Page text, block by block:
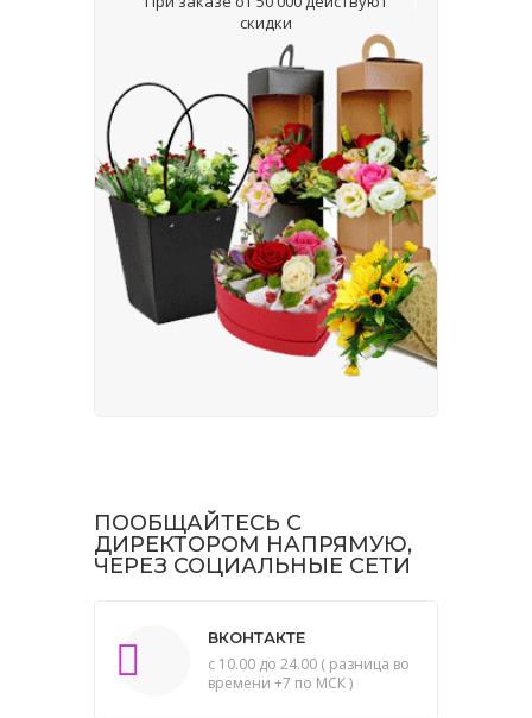
скидки
ПООБЩАЙТЕСЬ С
ДИРЕКТОРОМ НАПРЯМУЮ,
ЧЕРЕЗ СОЦИАЛЬНЫЕ СЕТИ
ВКОНТАКТЕ
с 10.00 до 24.00 ( разница во
времени +7 по МСК )